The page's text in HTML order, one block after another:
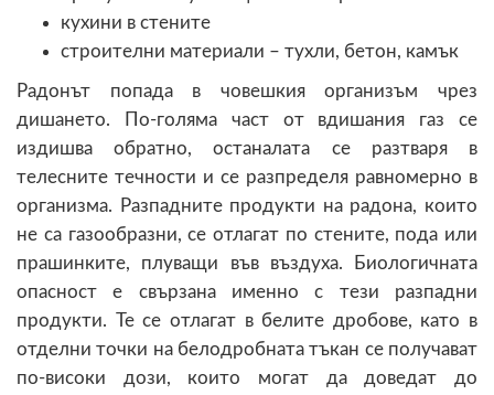
кухини в стените
строителни материали – тухли, бетон, камък
Радонът попада в човешкия организъм чрез
дишанeто. По-голяма част от вдишания газ се
издишва обратно, останалата се разтваря в
телесните течности и се разпределя равномерно в
организма. Разпадните продукти на радона, които
не са газообразни, се отлагат по стените, пода или
прашинките, плуващи във въздуха. Биологичната
опасност е свързана именно с тези разпадни
продукти. Те се отлагат в белите дробове, като в
отделни точки на белодробната тъкан се получават
по-високи дози, които могат да доведат до